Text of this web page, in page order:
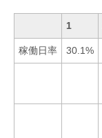
1
稼働日率 30.1%